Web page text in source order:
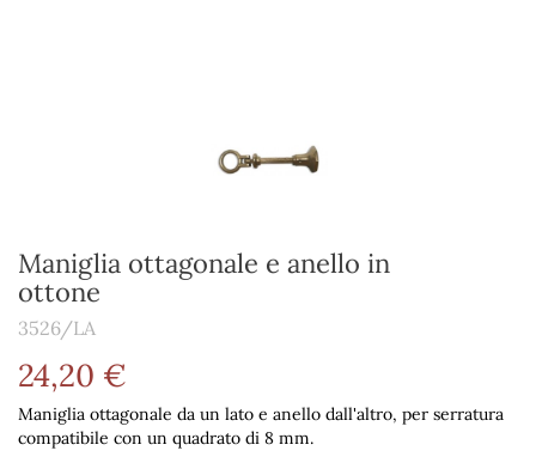
Maniglia ottagonale e anello in
ottone
3526/LA
24,20 €
Maniglia ottagonale da un lato e anello dall'altro, per serratura
compatibile con un quadrato di 8 mm.